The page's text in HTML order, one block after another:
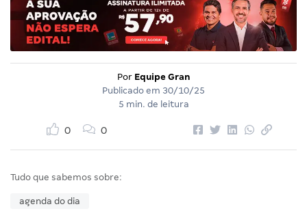
Por Equipe Gran
Publicado em 30/10/25
5 min. de leitura
0 0
Tudo que sabemos sobre:
agenda do dia